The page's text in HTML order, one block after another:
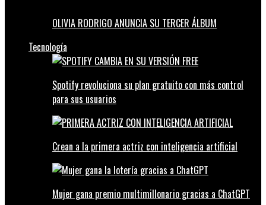
OLIVIA RODRIGO ANUNCIA SU TERCER ÁLBUM
Tecnología
Spotify revoluciona su plan gratuito con más control
para sus usuarios
Crean a la primera actriz con inteligencia artificial
Mujer gana premio multimillonario gracias a ChatGPT